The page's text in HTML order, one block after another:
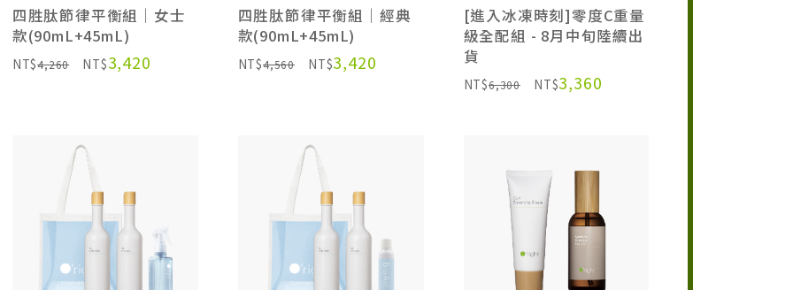
四胜肽節律平衡組｜女士
款(90mL+45mL)
NT$4,260 NT$3,420
四胜肽節律平衡組｜經典
款(90mL+45mL)
NT$4,560 NT$3,420
[進入冰凍時刻]零度C重量
級全配組 - 8月中旬陸續出
貨
NT$6,300 NT$3,360